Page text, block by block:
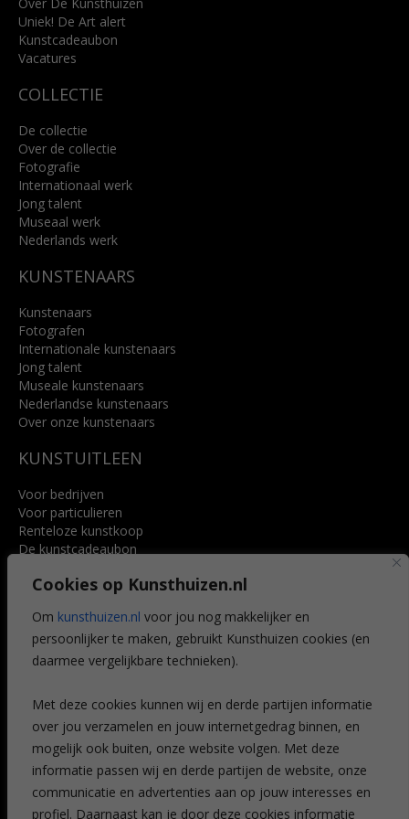
Cookies op Kunsthuizen.nl
Om kunsthuizen.nl voor jou nog makkelijker en
persoonlijker te maken, gebruikt Kunsthuizen cookies (en
daarmee vergelijkbare technieken).
Met deze cookies kunnen wij en derde partijen informatie
over jou verzamelen en jouw internetgedrag binnen, en
mogelijk ook buiten, onze website volgen. Met deze
informatie passen wij en derde partijen de website, onze
communicatie en advertenties aan op jouw interesses en
profiel. Daarnaast kan je door deze cookies informatie
Lees meer
Uniek! De Art alert
Kunstcadeaubon
Vacatures
COLLECTIE
De collectie
Over de collectie
Fotografie
Internationaal werk
Jong talent
Museaal werk
Nederlands werk
KUNSTENAARS
Kunstenaars
Fotografen
Internationale kunstenaars
Jong talent
Museale kunstenaars
Nederlandse kunstenaars
Over onze kunstenaars
KUNSTUITLEEN
Voor bedrijven
Voor particulieren
Renteloze kunstkoop
De kunstcadeaubon
Voordelen
Veelgestelde vragen
CONTACT
Leiden
Amsterdam
Breda
Favorieten
Mijn art alert